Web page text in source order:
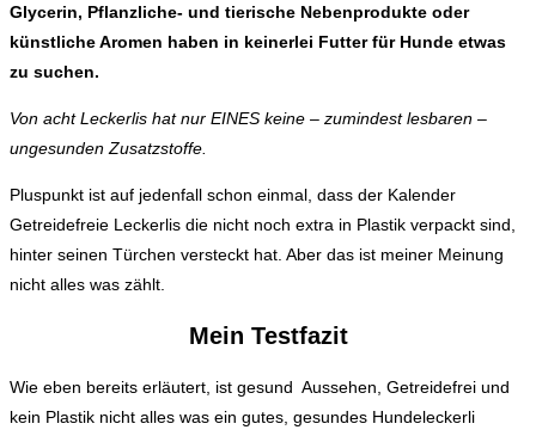
Glycerin, Pflanzliche- und tierische Nebenprodukte oder
künstliche Aromen haben in keinerlei Futter für Hunde etwas
zu suchen.
Von acht Leckerlis hat nur EINES keine – zumindest lesbaren –
ungesunden Zusatzstoffe.
Pluspunkt ist auf jedenfall schon einmal, dass der Kalender
Getreidefreie Leckerlis die nicht noch extra in Plastik verpackt sind,
hinter seinen Türchen versteckt hat. Aber das ist meiner Meinung
nicht alles was zählt.
Mein Testfazit
Wie eben bereits erläutert, ist gesund Aussehen, Getreidefrei und
kein Plastik nicht alles was ein gutes, gesundes Hundeleckerli